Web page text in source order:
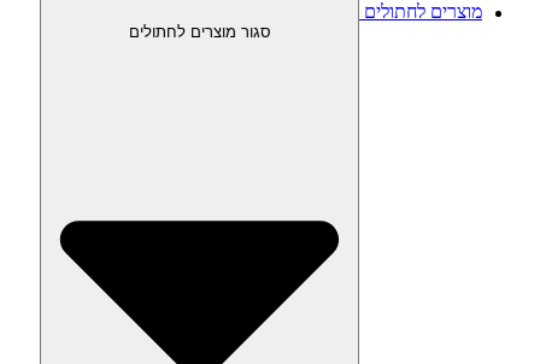
מוצרים לחתולים
סגור מוצרים לחתולים